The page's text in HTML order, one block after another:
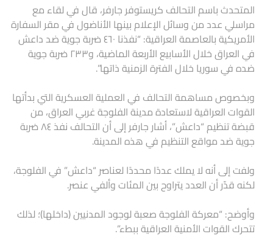
المتحدث باسم التحالف كريستوفر جارفر، قال في لقاء مع
مراسلي عدد من وسائل الإعلام بينها الأناضول في مقر السفارة
الأمريكية بالعاصمة العراقية: “نفذنا ٤٦٠ ضربة جوية ضد داعش
في العراق خلال الأسابيع الأربعة الماضية، و٢٣٣ ضربة جوية
ضده في سوريا خلال الفترة الزمنية ذاتها”.
وبخصوص مساهمة التحالف في العملية العسكرية التي بدأتها
القوات العراقية لاستعادة مدينة الفلوجة غربي العراق، من
قبضة تنظيم “داعش”، أشار جارفر إلى أن التحالف نفذ ٨٤ ضربة
جوية ضد مواقع التنظيم في هذه المدينة.
ولفت إلى أنه لا يملك عددًا محددًا لعناصر “داعش” في الفلوجة،
لكنه قدّر أن العدد يتراوح بين المئات وألفي عنصر.
وأوضح: “معركة الفلوجة صعبة لوجود المدنيين (داخلها)؛ لذلك
تتحرك القوات الأمنية العراقية ببطء”.